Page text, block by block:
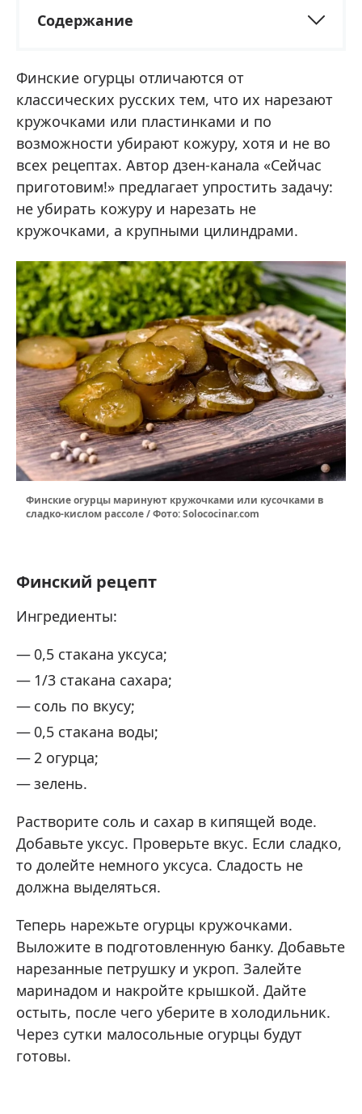
Содержание
Финские огурцы отличаются от
классических русских тем, что их нарезают
кружочками или пластинками и по
возможности убирают кожуру, хотя и не во
всех рецептах. Автор дзен-канала «Сейчас
приготовим!» предлагает упростить задачу:
не убирать кожуру и нарезать не
кружочками, а крупными цилиндрами.
Финские огурцы маринуют кружочками или кусочками в
сладко-кислом рассоле / Фото: Solococinar.com
Финский рецепт
Ингредиенты:
0,5 стакана уксуса;
1/3 стакана сахара;
соль по вкусу;
0,5 стакана воды;
2 огурца;
зелень.
Растворите соль и сахар в кипящей воде.
Добавьте уксус. Проверьте вкус. Если сладко,
то долейте немного уксуса. Сладость не
должна выделяться.
Теперь нарежьте огурцы кружочками.
Выложите в подготовленную банку. Добавьте
нарезанные петрушку и укроп. Залейте
маринадом и накройте крышкой. Дайте
остыть, после чего уберите в холодильник.
Через сутки малосольные огурцы будут
готовы.